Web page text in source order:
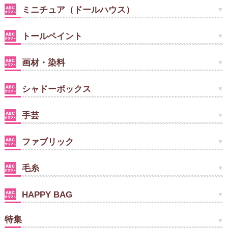
ミニチュア（ドールハウス）
トールペイント
画材・染料
シャドーボックス
手芸
ファブリック
毛糸
HAPPY BAG
特集